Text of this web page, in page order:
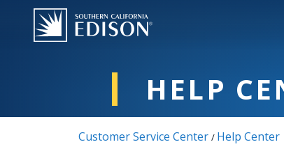
Skip to main content
HELP
Customer Service Center / Help Center